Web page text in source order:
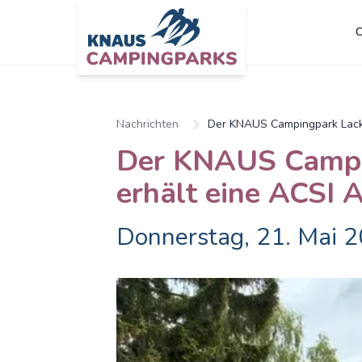
Zum Hauptinhalt springen
Nachrichten Der KNAUS Campingpark
Der KNAUS
erhält eine ACSI
Donnerstag, 21. Mai